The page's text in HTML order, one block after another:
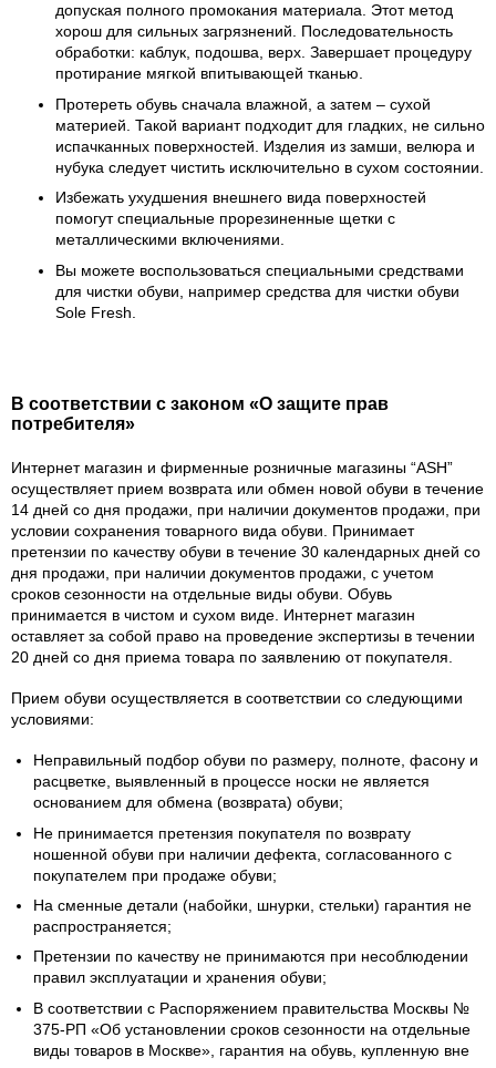
допуская полного промокания материала. Этот метод
хорош для сильных загрязнений. Последовательность
обработки: каблук, подошва, верх. Завершает процедуру
протирание мягкой впитывающей тканью.
Протереть обувь сначала влажной, а затем – сухой
материей. Такой вариант подходит для гладких, не сильно
испачканных поверхностей. Изделия из замши, велюра и
нубука следует чистить исключительно в сухом состоянии.
Избежать ухудшения внешнего вида поверхностей
помогут специальные прорезиненные щетки с
металлическими включениями.
Вы можете воспользоваться специальными средствами
для чистки обуви, например средства для чистки обуви
Sole Fresh.
В соответствии с законом «О защите прав
потребителя»
Интернет магазин и фирменные розничные магазины “ASH”
осуществляет прием возврата или обмен новой обуви в течение
14 дней со дня продажи, при наличии документов продажи, при
условии сохранения товарного вида обуви. Принимает
претензии по качеству обуви в течение 30 календарных дней со
дня продажи, при наличии документов продажи, с учетом
сроков сезонности на отдельные виды обуви. Обувь
принимается в чистом и сухом виде. Интернет магазин
оставляет за собой право на проведение экспертизы в течении
20 дней со дня приема товара по заявлению от покупателя.
Прием обуви осуществляется в соответствии со следующими
условиями:
Неправильный подбор обуви по размеру, полноте, фасону и
расцветке, выявленный в процессе носки не является
основанием для обмена (возврата) обуви;
Не принимается претензия покупателя по возврату
ношенной обуви при наличии дефекта, согласованного с
покупателем при продаже обуви;
На сменные детали (набойки, шнурки, стельки) гарантия не
распространяется;
Претензии по качеству не принимаются при несоблюдении
правил эксплуатации и хранения обуви;
В соответствии с Распоряжением правительства Москвы №
375-РП «Об установлении сроков сезонности на отдельные
виды товаров в Москве», гарантия на обувь, купленную вне